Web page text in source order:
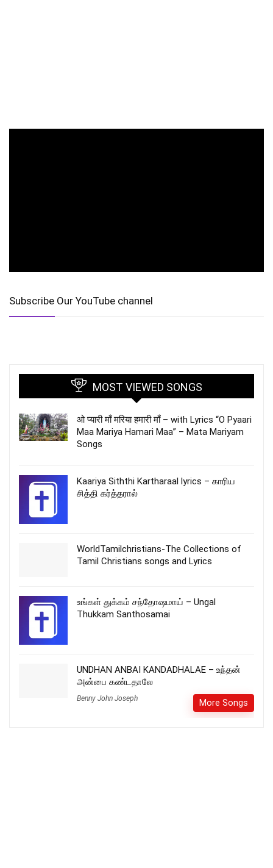
Subscribe Our YouTube channel
MOST VIEWED SONGS
ओ प्यारी माँ मरिया हमारी माँ – with Lyrics “O Pyaari
Maa Mariya Hamari Maa” – Mata Mariyam
Songs
Kaariya Siththi Kartharaal lyrics – காரிய
சித்தி கர்த்தரால்
WorldTamilchristians-The Collections of
Tamil Christians songs and Lyrics
உங்கள் துக்கம் சந்தோஷமாய் – Ungal
Thukkam Santhosamai
UNDHAN ANBAI KANDADHALAE – உந்தன்
அன்பை கண்டதாலே
Benny John Joseph More Songs